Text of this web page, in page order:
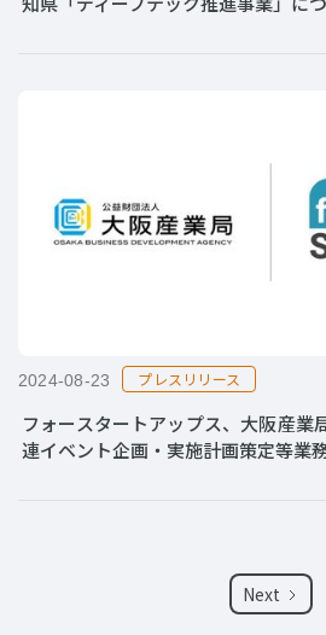
2024-08-23 プレスリリース
フォースタートアップス、大阪産業
連イベント企画・実施計画策定等業
Next